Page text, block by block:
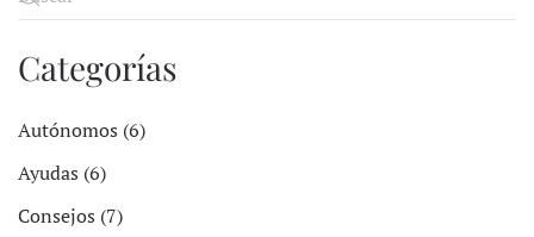
Categorías
Autónomos (6)
Ayudas (6)
Consejos (7)